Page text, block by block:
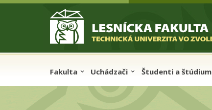
Skip to cookies
Skip to navigation
Skočiť na hlavný obsah
Fakulta Uchádzači Študenti a štúdium